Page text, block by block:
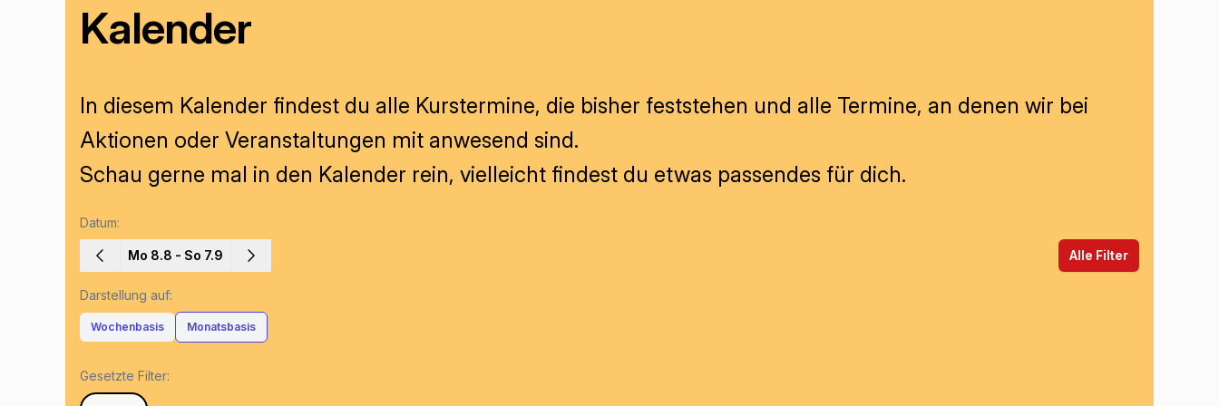
Kalender
In diesem Kalender findest du alle Kurstermine, die bisher feststehen und alle Termine, an denen wir bei
Aktionen oder Veranstaltungen mit anwesend sind.
Schau gerne mal in den Kalender rein, vielleicht findest du etwas passendes für dich.